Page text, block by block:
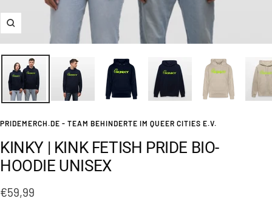
Zoom
PRIDEMERCH.DE - TEAM BEHINDERTE IM QUEER CITIES E.V.
KINKY | KINK FETISH PRIDE BIO-
HOODIE UNISEX
Angebotspreis
€59,99